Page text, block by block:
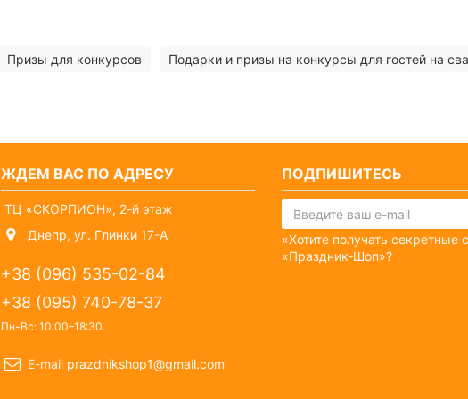
Призы для конкурсов Подарки и призы на конкурсы для гостей на
ЖДЕМ ВАС ПО АДРЕСУ
ТЦ «СКОРПИОН», 2-й этаж
Днепр, ул. Глинки 17-А
+38 (096) 535-02-84
+38 (095) 740-78-37
Пн-Вс: 10:00–18:30.
E-mail prazdnikshop1@gmail.com
ПОДПИШИТЕСЬ
«Хотите получать секретные
«Праздник-Шоп»?